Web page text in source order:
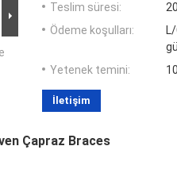
Teslim süresi:
Ödeme koşulları:
Yetenek temini:
İletişim
Çapraz Braces